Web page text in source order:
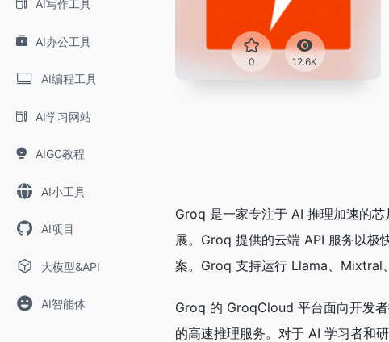
AI写作工具
AI办公工具
AI编程工具
AI学习网站
AIGC教程
AI小工具
AI项目
大模型&API
AI智能体
0 12.6K
Groq 是一家专注于 AI 推理加速的
展。Groq 提供的云端 API 服务以极
案。Groq 支持运行 Llama、Mixtral
Groq 的 GroqCloud 平台面向开发
的高速推理服务。对于 AI 学习者和